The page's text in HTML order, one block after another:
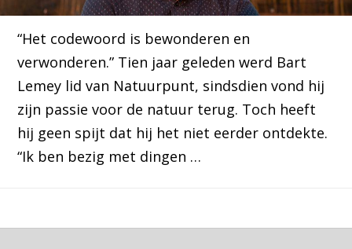
“Het codewoord is bewonderen en
verwonderen.” Tien jaar geleden werd Bart
Lemey lid van Natuurpunt, sindsdien vond hij
zijn passie voor de natuur terug. Toch heeft
hij geen spijt dat hij het niet eerder ontdekte.
“Ik ben bezig met dingen …